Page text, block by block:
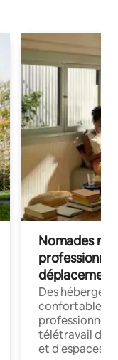
Nomades
déplacement
Des
confortables
professionnels
télétravail
et d'espaces